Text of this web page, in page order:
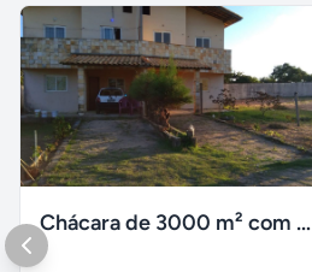
Chácara de 3000 m² com Casa Duplex Geminada em Pium/RN